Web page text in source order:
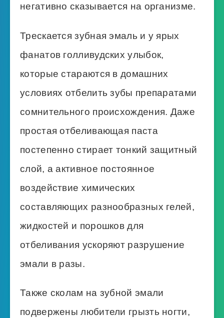
негативно сказывается на организме.
Трескается зубная эмаль и у ярых
фанатов голливудских улыбок,
которые стараются в домашних
условиях отбелить зубы препаратами
сомнительного происхождения. Даже
простая отбеливающая паста
постепенно стирает тонкий защитный
слой, а активное постоянное
воздействие химических
составляющих разнообразных гелей,
жидкостей и порошков для
отбеливания ускоряют разрушение
эмали в разы.
Также сколам на зубной эмали
подвержены любители грызть ногти,